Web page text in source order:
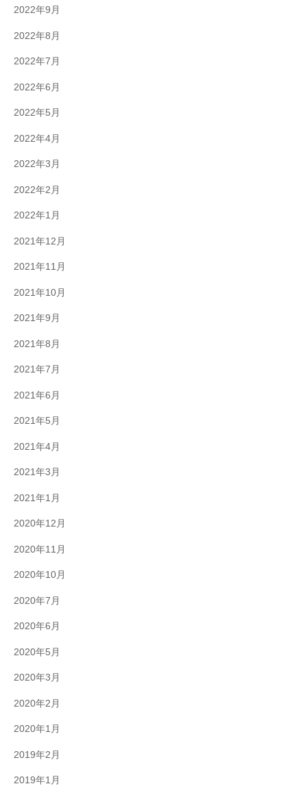
2022年9月
2022年8月
2022年7月
2022年6月
2022年5月
2022年4月
2022年3月
2022年2月
2022年1月
2021年12月
2021年11月
2021年10月
2021年9月
2021年8月
2021年7月
2021年6月
2021年5月
2021年4月
2021年3月
2021年1月
2020年12月
2020年11月
2020年10月
2020年7月
2020年6月
2020年5月
2020年3月
2020年2月
2020年1月
2019年2月
2019年1月